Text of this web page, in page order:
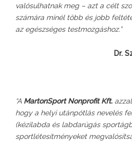
valósulhatnak meg – azt a célt
számára minél több és jobb
az egészséges testmozgáshoz.”
Dr.
“A MartonSport Nonprofit Kft.
hogy a helyi utánpótlás nevelés
(kézilabda és labdarúgás
sportlétesítményeket